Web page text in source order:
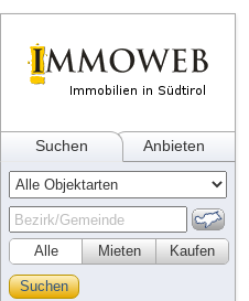
Suchen Anbieten
Alle Kaufen
Mieten
Suchen